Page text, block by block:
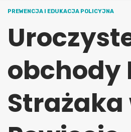
PREWENCJA I EDUKACJA POLICYJNA
obchody
Strażaka